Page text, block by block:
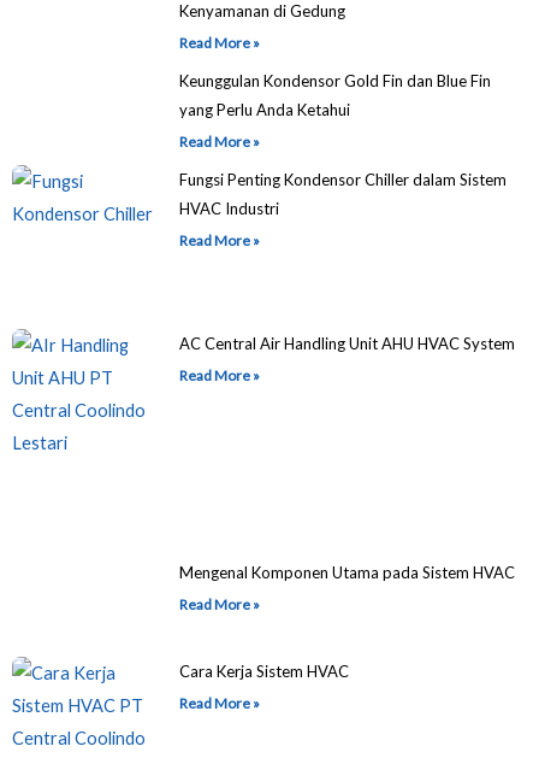
Kenyamanan di Gedung
Read More »
Keunggulan Kondensor Gold Fin dan Blue Fin
yang Perlu Anda Ketahui
Read More »
Fungsi Penting Kondensor Chiller dalam Sistem
HVAC Industri
Read More »
AC Central Air Handling Unit AHU HVAC System
Read More »
Mengenal Komponen Utama pada Sistem HVAC
Read More »
Cara Kerja Sistem HVAC
Read More »